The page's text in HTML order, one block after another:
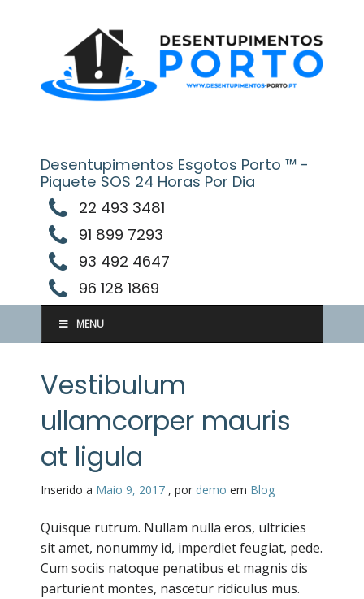
Desentupimentos Esgotos Porto ™ -
Piquete SOS 24 Horas Por Dia
22 493 3481
91 899 7293
93 492 4647
96 128 1869
MENU
Vestibulum
ullamcorper mauris
at ligula
Inserido a Maio 9, 2017 , por demo em Blog
Quisque rutrum. Nullam nulla eros, ultricies
sit amet, nonummy id, imperdiet feugiat, pede.
Cum sociis natoque penatibus et magnis dis
parturient montes, nascetur ridiculus mus.